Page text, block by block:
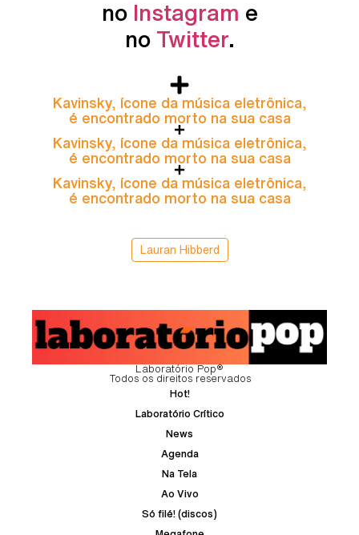
no Instagram e
no Twitter.
Kavinsky, ícone da música eletrônica,
é encontrado morto na sua casa
Kavinsky, ícone da música eletrônica,
é encontrado morto na sua casa
Kavinsky, ícone da música eletrônica,
é encontrado morto na sua casa
Lauran Hibberd
Laboratório Pop®
Todos os direitos reservados
Hot!
Laboratório Crítico
News
Agenda
Na Tela
Ao Vivo
Só filé! (discos)